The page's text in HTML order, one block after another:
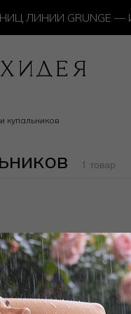
ЛИНИИ GRUNGE —
купальников
1 товар